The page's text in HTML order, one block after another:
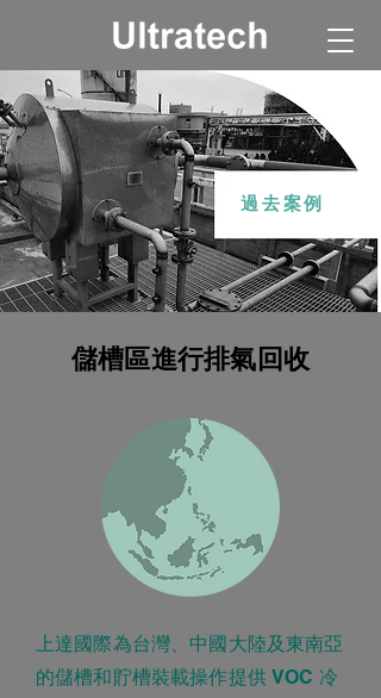
過去案例
儲槽區進行排氣回收
上達國際為台灣、中國大陸及東南亞
的儲槽和貯槽裝載操作提供 VOC 冷